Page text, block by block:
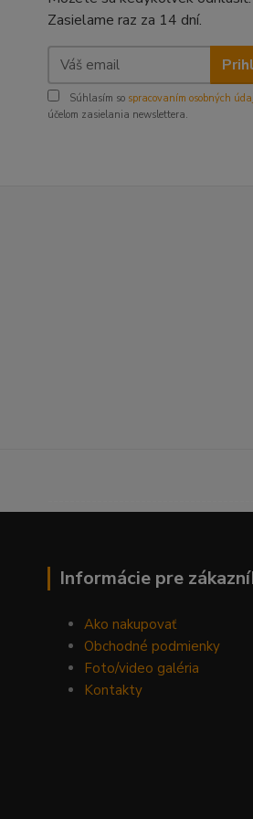
Zasielame raz za 14 dní.
Súhlasím so spracovaním osobných
účelom zasielania newslettera.
Informácie pre
Ako nakupovať
Obchodné podmienky
Foto/video galéria
Kontakty